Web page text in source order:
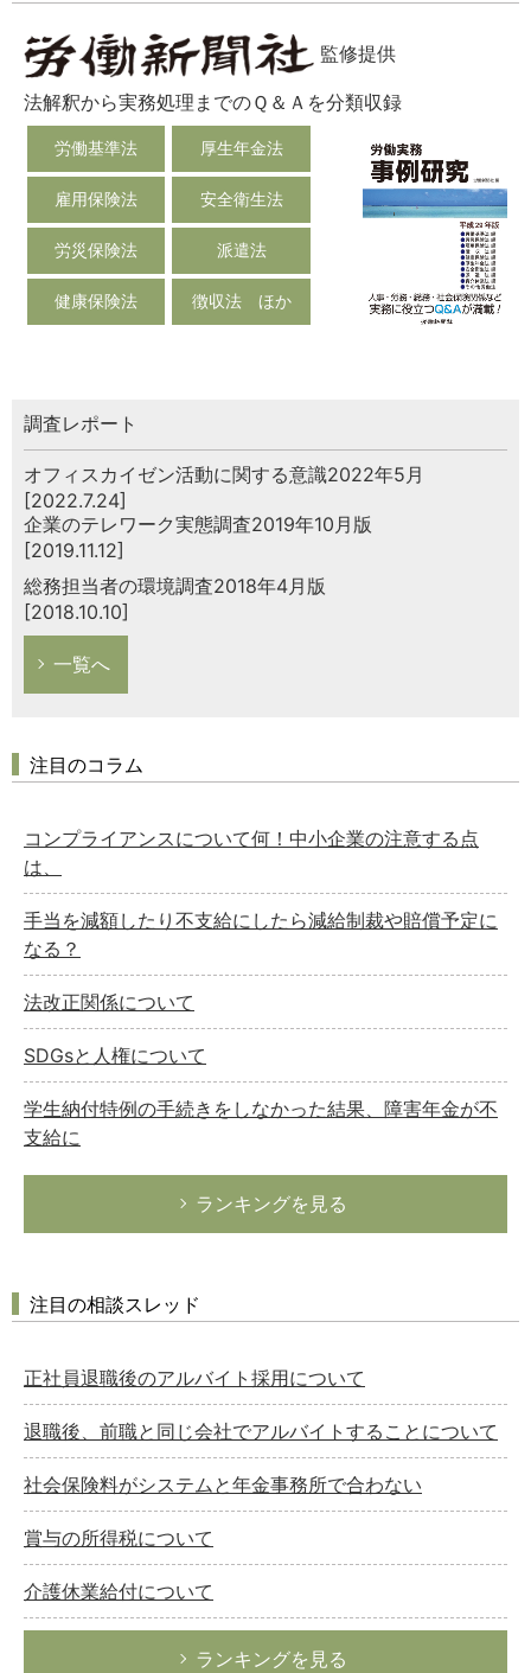
監修提供
法解釈から実務処理までのＱ＆Ａを分類収録
労働基準法 厚生年金法
雇用保険法 安全衛生法
労災保険法 派遣法
健康保険法 徴収法 ほか
調査レポート
オフィスカイゼン活動に関する意識2022年5月
[2022.7.24]
企業のテレワーク実態調査2019年10月版
[2019.11.12]
総務担当者の環境調査2018年4月版
[2018.10.10]
一覧へ
注目のコラム
コンプライアンスについて何！中小企業の注意する点
は、
手当を減額したり不支給にしたら減給制裁や賠償予定に
なる？
法改正関係について
SDGsと人権について
学生納付特例の手続きをしなかった結果、障害年金が不
支給に
ランキングを見る
注目の相談スレッド
正社員退職後のアルバイト採用について
退職後、前職と同じ会社でアルバイトすることについて
社会保険料がシステムと年金事務所で合わない
賞与の所得税について
介護休業給付について
ランキングを見る